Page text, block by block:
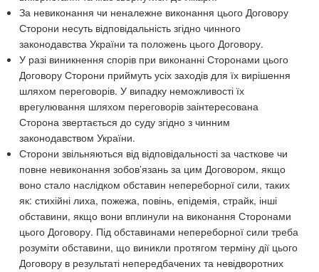
За невиконання чи неналежне виконання цього Договору
Сторони несуть відповідальність згідно чинного
законодавства України та положень цього Договору.
У разі виникнення спорів при виконанні Сторонами цього
Договору Сторони приймуть усіх заходів для їх вирішення
шляхом переговорів. У випадку неможливості їх
врегулювання шляхом переговорів заінтересована
Сторона звертається до суду згідно з чинним
законодавством України.
Сторони звільняються від відповідальності за часткове чи
повне невиконання зобов’язань за цим Договором, якщо
воно стало наслідком обставин непереборної сили, таких
як: стихійні лиха, пожежа, повінь, епідемія, страйк, інші
обставини, якщо вони вплинули на виконання Сторонами
цього Договору. Під обставинами непереборної сили треба
розуміти обставини, що виникли протягом терміну дії цього
Договору в результаті непередбачених та невідворотних